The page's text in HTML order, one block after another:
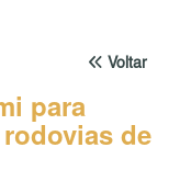
Voltar
para
de